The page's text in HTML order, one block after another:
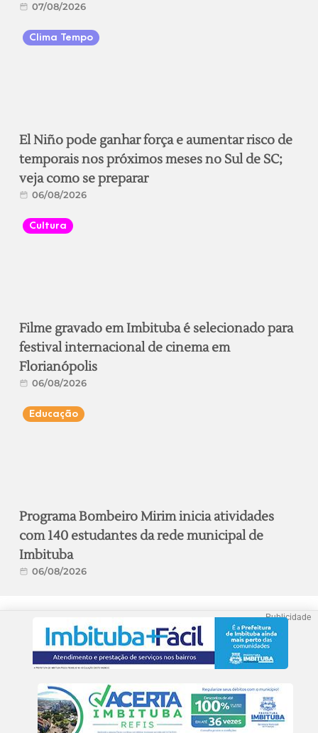
07/08/2026
Clima Tempo
El Niño pode ganhar força e aumentar risco de
temporais nos próximos meses no Sul de SC;
veja como se preparar
06/08/2026
Cultura
Filme gravado em Imbituba é selecionado para
festival internacional de cinema em
Florianópolis
06/08/2026
Educação
Programa Bombeiro Mirim inicia atividades
com 140 estudantes da rede municipal de
Imbituba
06/08/2026
Publicidade